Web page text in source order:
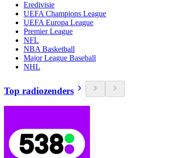
Eredivisie
UEFA Champions League
UEFA Europa League
Premier League
NFL
NBA Basketball
Major League Baseball
NHL
Top radiozenders